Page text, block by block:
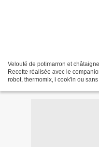
Velouté de potimarron et
Recette réalisée avec le
robot, thermomix, i cook'in ou